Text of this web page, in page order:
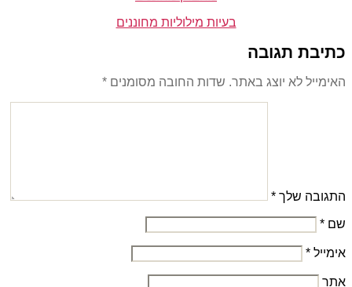
בעיות מילוליות מחוננים
כתיבת תגובה
האימייל לא יוצג באתר. שדות החובה מסומנים *
התגובה שלך *
שם *
אימייל *
אתר